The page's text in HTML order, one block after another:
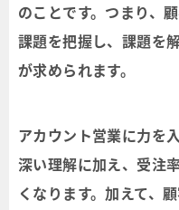
のことです。つまり、
課題を把握し、課題を
が求められます。
アカウント営業に力を
深い理解に加え、受注
くなります。加えて、